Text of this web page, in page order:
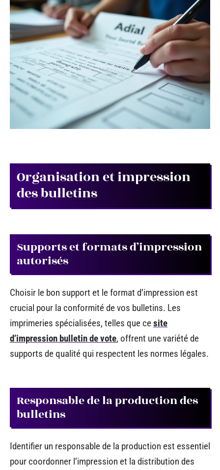
Organisation et impression
des bulletins
Supports et formats d’impression
autorisés
Choisir le bon support et le format d’impression est
crucial pour la conformité de vos bulletins. Les
imprimeries spécialisées, telles que cesite
d’impression bulletin de vote, offrent une variété de
supports de qualité qui respectent les normes légales.
Responsable de la production des
bulletins
Identifier un responsable de la production est essentiel
pour coordonner l’impression et la distribution des